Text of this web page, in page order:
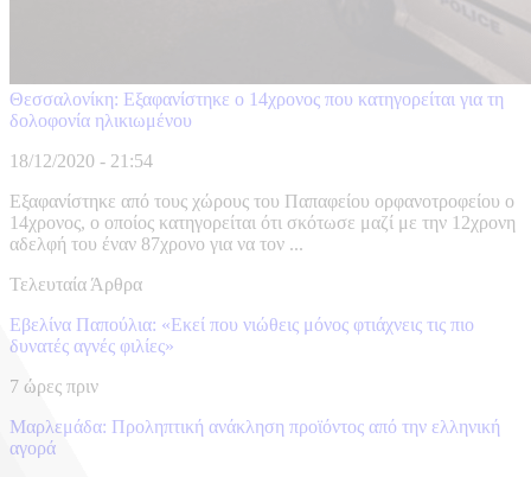
Θεσσαλονίκη: Εξαφανίστηκε ο 14χρονος που κατηγορείται για τη
δολοφονία ηλικιωμένου
18/12/2020 - 21:54
Εξαφανίστηκε από τους χώρους του Παπαφείου ορφανοτροφείου ο
14χρονος, ο οποίος κατηγορείται ότι σκότωσε μαζί με την 12χρονη
αδελφή του έναν 87χρονο για να τον ...
Τελευταία Άρθρα
Εβελίνα Παπούλια: «Εκεί που νιώθεις μόνος φτιάχνεις τις πιο
δυνατές αγνές φιλίες»
7 ώρες πριν
Μαρλεμάδα: Προληπτική ανάκληση προϊόντος από την ελληνική
αγορά